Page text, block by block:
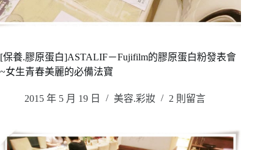
[保養.膠原蛋白]ASTALIF－Fujifilm的膠原蛋白粉發表會
~女生青春美麗的必備法寶
2015 年 5 月 19 日 美容.彩妝 2 則留言